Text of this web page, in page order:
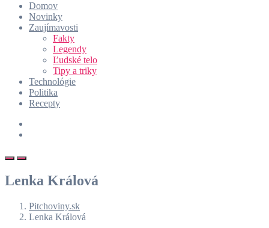
Domov
Novinky
Zaujímavosti
Fakty
Legendy
Ľudské telo
Tipy a triky
Technológie
Politika
Recepty
Lenka Králová
Pitchoviny.sk
Lenka Králová